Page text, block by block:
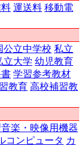
運送料 移動電
公立中学校 私立
立大学 幼児教育
学習参考教材
教育 高校補習教
楽・映像用機器
コンピュータ カ